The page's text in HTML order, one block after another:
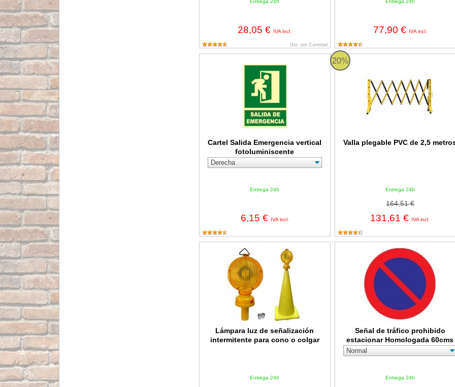
Entrega 24h
28,05 € IVA incl.
Dto. por Cantidad
Entrega 24h
77,90 € IVA incl.
Cartel Salida Emergencia vertical
fotoluminiscente
Entrega 24h
6,15 € IVA incl.
Cartel Salida Emergencia vertical fotoluminiscente
20%
Valla plegable PVC de 2,5
Entrega 24h
164,51 €
131,61 € IVA incl.
Valla plegable PVC de 2,5 metros
Lámpara luz de señalización
intermitente para cono o colgar
Entrega 24h
Lámpara luz de señalización intermitente para cono o colgar
Señal de tráfico prohibido
estacionar Homologada 60cms
Entrega 24h
Señal de tráfico prohibido